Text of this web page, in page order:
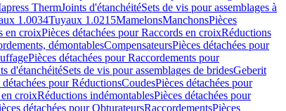
ThermJoints d'étanchéitéSets de vis pour assemblages à
1.0034Tuyaux 1.0215MamelonsManchonsPièces
en croixPièces détachées pour Raccords en croixRéductions
démontablesCompensateursPièces détachées pour
Pièces détachées pour Raccordements pour
d'étanchéitéSets de vis pour assemblages de bridesGeberit
détachées pour RéductionsCoudesPièces détachées pour
en croixRéductions indémontablesPièces détachées pour
détachées pour ObturateursRaccordementsPièces